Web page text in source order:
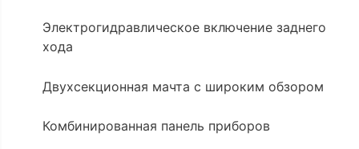
Электрогидравлическое включение заднего
хода
Двухсекционная мачта с широким обзором
Комбинированная панель приборов